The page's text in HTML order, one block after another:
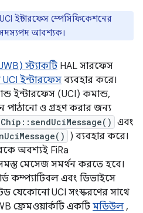
UCI ইন্টারফেস স্পেসিফিকেশনের
আবশ্যক।
স্ট্যাকটি HAL সারফেস
UCI ইন্টারফেস ব্যবহার করে।
ইন্টারফেস (UCI) কমান্ড,
পাঠানো ও গ্রহণ করার জন্য
এবং
) ব্যবহার করে।
অবশ্যই FiRa
মেসেজ সমর্থন করতে হবে।
কম্প্যাটিবল এবং ডিভাইসে
যেকোনো UCI সংস্করণের সাথে
ফ্রেমওয়ার্কটি একটি মডিউল ,